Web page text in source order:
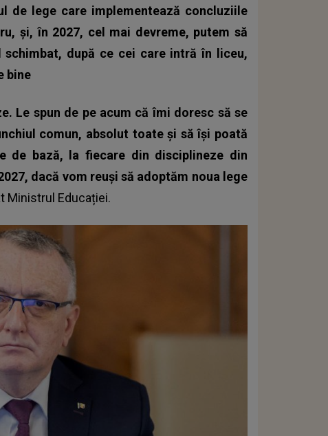
de lege care implementează concluziile
şi, în 2027, cel mai devreme, putem să
schimbat, după ce cei care intră în liceu,
bine
Le spun de pe acum că îmi doresc să se
comun, absolut toate şi să îşi poată
de bază, la fiecare din disciplineze din
dacă vom reuşi să adoptăm noua lege
Ministrul Educației.